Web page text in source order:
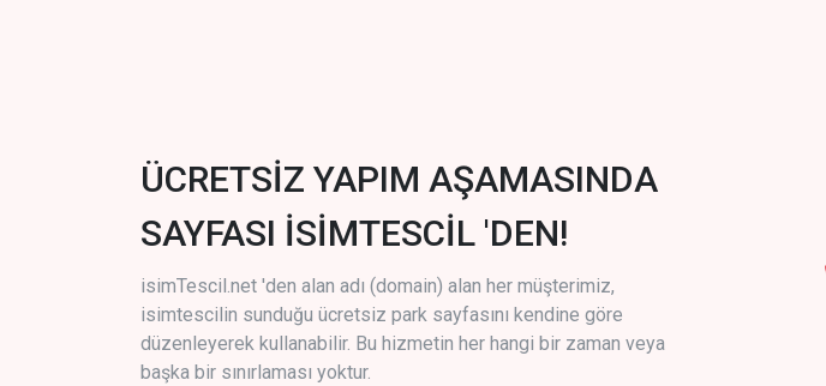
ÜCRETSİZ YAPIM AŞAMASINDA
SAYFASI İSİMTESCİL 'DEN!
isimTescil.net 'den alan adı (domain) alan her müşterimiz,
isimtescilin sunduğu ücretsiz park sayfasını kendine göre
düzenleyerek kullanabilir. Bu hizmetin her hangi bir zaman veya
başka bir sınırlaması yoktur.